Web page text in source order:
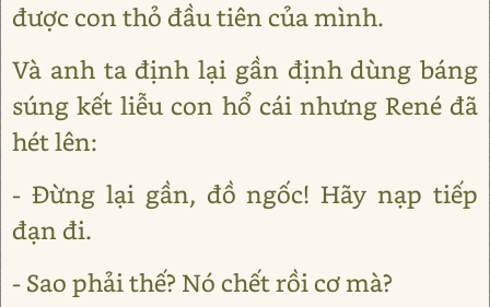
được con thỏ đầu tiên của mình.
Và anh ta định lại gần định dùng báng
súng kết liễu con hổ cái nhưng René đã
hét lên:
- Đừng lại gần, đồ ngốc! Hãy nạp tiếp
đạn đi.
- Sao phải thế? Nó chết rồi cơ mà?